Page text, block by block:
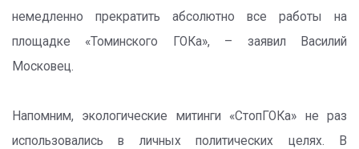
немедленно прекратить абсолютно все работы на
площадке «Томинского ГОКа», – заявил Василий
Московец.
Напомним, экологические митинги «СтопГОКа» не раз
использовались в личных политических целях. В